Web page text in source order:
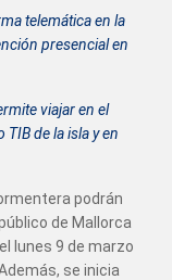
telemática en la
presencial en
viajar en el
de la isla y en
podrán
de Mallorca
lunes 9 de marzo
se inicia